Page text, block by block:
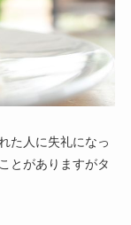
た人に失礼になっ
とがありますがタ